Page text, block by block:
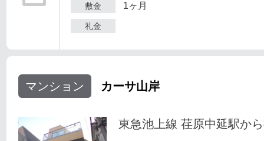
敷金 1ヶ月
礼金
マンション カーサ山岸
東急池上線 荏原中延駅か